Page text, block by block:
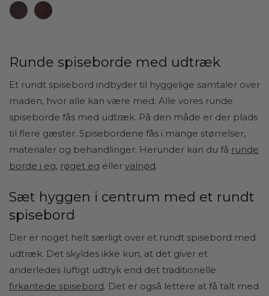
Runde spiseborde med udtræk
Et rundt spisebord indbyder til hyggelige samtaler over
maden, hvor alle kan være med. Alle vores runde
spiseborde fås med udtræk. På den måde er der plads
til flere gæster. Spisebordene fås i mange størrelser,
materialer og behandlinger. Herunder kan du få runde
borde i eg, røget eg eller valnød.
Sæt hyggen i centrum med et rundt
spisebord
Der er noget helt særligt over et rundt spisebord med
udtræk. Det skyldes ikke kun, at det giver et
anderledes luftigt udtryk end det traditionelle
firkantede spisebord. Det er også lettere at få talt med